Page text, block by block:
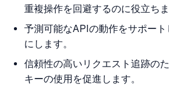
重複操作を回避するのに役立ちま
予測可能なAPIの動作をサポー
にします。
信頼性の高いリクエスト追跡の
キーの使用を促進します。